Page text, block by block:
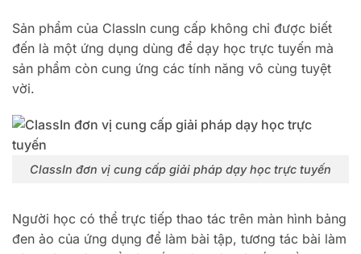
Sản phẩm của ClassIn cung cấp không chỉ được biết
đến là một ứng dụng dùng để dạy học trực tuyến mà
sản phẩm còn cung ứng các tính năng vô cùng tuyệt
vời.
ClassIn đơn vị cung cấp giải pháp dạy học trực tuyến
Người học có thể trực tiếp thao tác trên màn hình bảng
đen ảo của ứng dụng để làm bài tập, tương tác bài làm